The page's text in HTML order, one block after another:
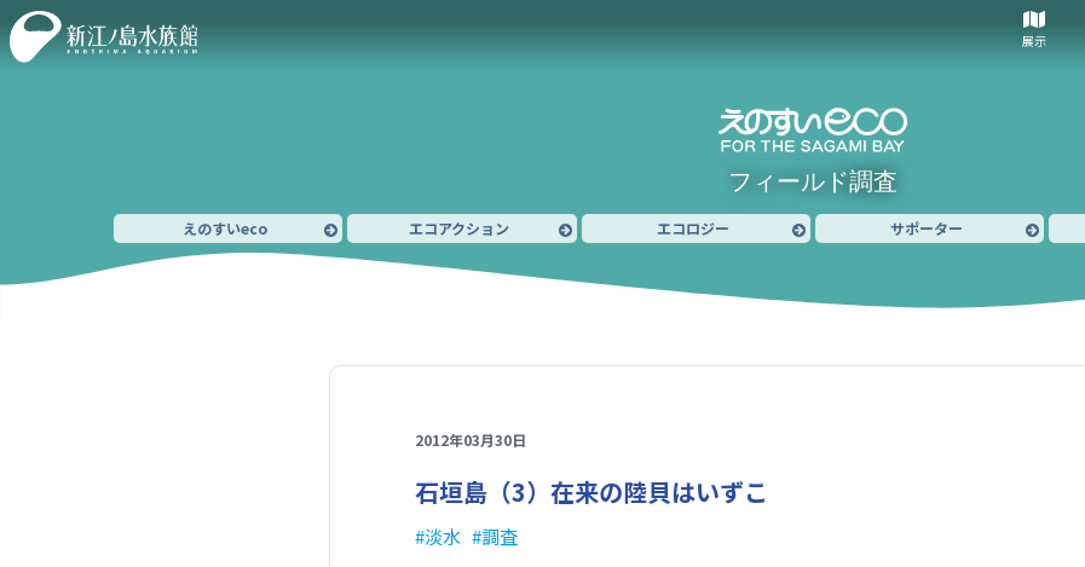
展示
フィールド調査
えのすいeco エコアクション エコロジー サポーター
2012年03月30日
石垣島（3） 在来の陸貝はいずこ
淡水 調査